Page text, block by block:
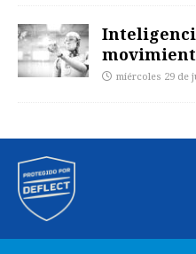
miércoles 29 de